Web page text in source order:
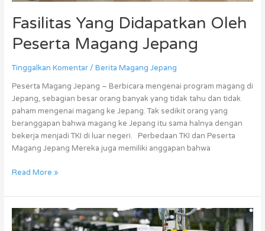
Fasilitas Yang Didapatkan Oleh
Peserta Magang Jepang
Tinggalkan Komentar / Berita Magang Jepang
Peserta Magang Jepang – Berbicara mengenai program magang di
Jepang, sebagian besar orang banyak yang tidak tahu dan tidak
paham mengenai magang ke Jepang. Tak sedikit orang yang
beranggapan bahwa magang ke Jepang itu sama halnya dengan
bekerja menjadi TKI di luar negeri. Perbedaan TKI dan Peserta
Magang Jepang Mereka juga memiliki anggapan bahwa
Read More »
April
2019,